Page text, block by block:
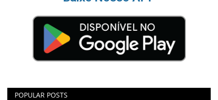
POPULAR POSTS